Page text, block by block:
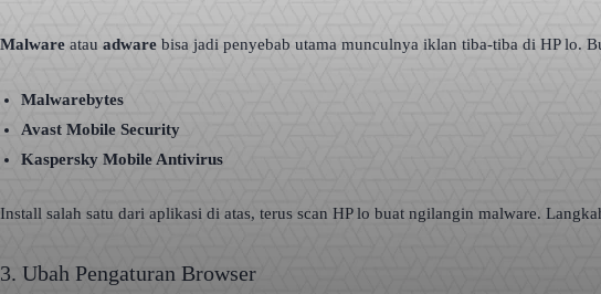
Malware atau adware bisa jadi penyebab utama munculnya iklan tiba-tiba di HP lo.
Malwarebytes
Avast Mobile Security
Kaspersky Mobile Antivirus
Install salah satu dari aplikasi di atas, terus scan HP lo buat ngilangin malware.
3. Ubah Pengaturan Browser